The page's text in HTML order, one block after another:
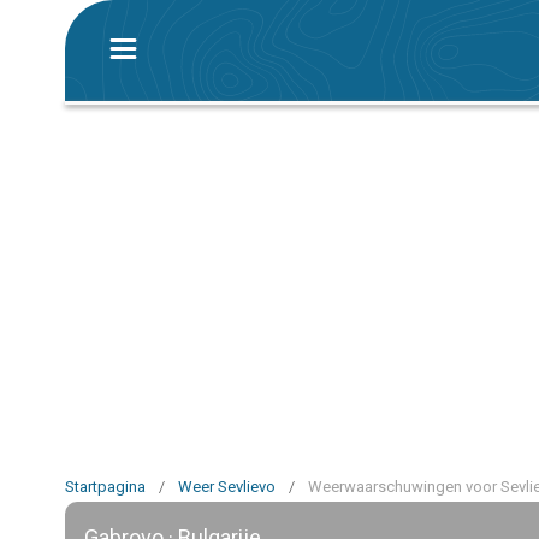
Startpagina / Weer Sevlievo / Weerwaarschuwingen voor